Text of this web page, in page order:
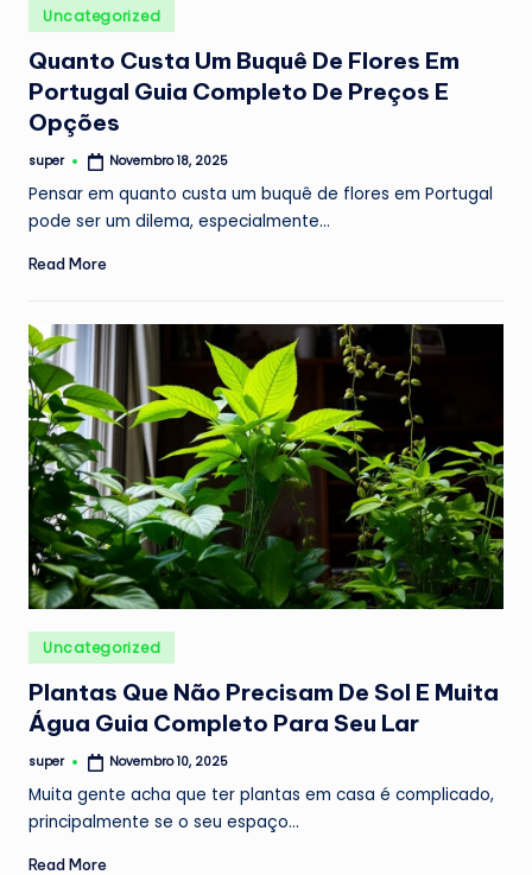
Posted
in
Uncategorized
Quanto Custa Um Buquê De Flores Em
Portugal Guia Completo De Preços E
Opções
Posted
super Novembro 18, 2025
Pensar em quanto custa um buquê de flores em Portugal
pode ser um dilema, especialmente…
Read More
Posted
in
Uncategorized
Plantas Que Não Precisam De Sol E Muita
Água Guia Completo Para Seu Lar
Posted
super Novembro 10, 2025
Muita gente acha que ter plantas em casa é complicado,
principalmente se o seu espaço…
Read More